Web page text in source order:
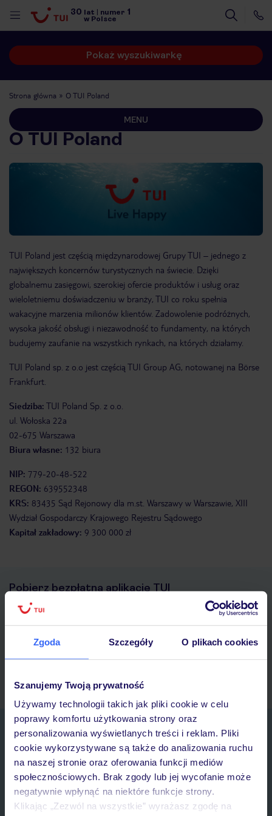
Zgoda Szczegóły O plikach cookies
Szanujemy Twoją prywatność
Używamy technologii takich jak pliki cookie w celu
poprawy komfortu użytkowania strony oraz
personalizowania wyświetlanych treści i reklam. Pliki
cookie wykorzystywane są także do analizowania ruchu
na naszej stronie oraz oferowania funkcji mediów
społecznościowych. Brak zgody lub jej wycofanie może
negatywnie wpłynąć na niektóre funkcje strony.
Klikając „Zezwól na wszystkie” wyrażasz zgodę na
30 lat numer 1
w Polsce
Pokaż wyszukiwarkę
Strona główna O TUI Poland
MENU
O TUI Poland
TUI Poland jest częścią międzynarodowej Grupy TUI – jednego z
największych koncernów turystycznych na świecie. Dzięki
globalnemu zasięgowi, szerokiej ofercie produktów i usług oraz
wieloletniemu doświadczeniu w branży, TUI co roku spełnia
wakacyjne marzenia milionów klientów. Zadowolenie podróżnych,
wysoka jakość obsługi i niezawodność to fundamenty, na których
budujemy zaufanie na wszystkich rynkach, na których działamy.
TUI Poland sp. z o.o jest częścią TUI Group AG, notowanej na Börse
Frankfurt.
Siedziba: TUI Poland Sp. z o.o.
ul. Wołoska 22a
02-675 Warszawa
Biura własne: 132 biura
NIP: 779-20-48-522
REGON: 639552348
KRS: 83435 Sąd Rejonowy dla m.st. Warszawy w Warszawie, XIII
Wydział Gospodarczy Krajowego Rejestru Sądowego
Kapitał zakładowy: 9 300 000 zł
Pobierz bezpłatną aplikację TUI
Szybkie wyszukiwanie i przeglądanie ofert
Lista ulubionych ofert i możliwość ich udostępniania
Kontakt z TUI i wszystkie informacje o Twojej rezerwacji w
myTUI
Zapisz się do newslettera
IMIĘ*
E-MAIL*